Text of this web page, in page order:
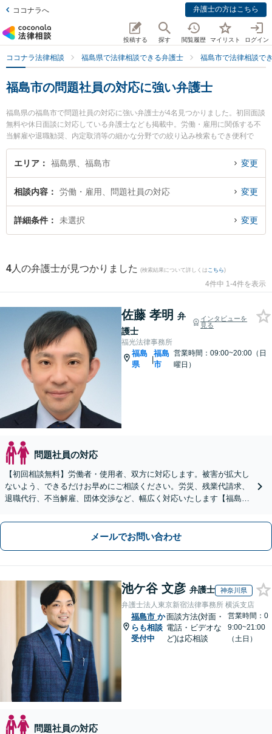
ココナラへ 弁護士の方はこちら
投稿する 探す 閲覧履歴 マイリスト ログイン
ココナラ法律相談 福島県で法律相談できる弁護士 福島市で法律相談で
福島市の問題社員の対応に強い弁護士
福島県の福島市で問題社員の対応に強い弁護士が4名見つかりました。初回面談
無料や休日面談に対応している弁護士なども掲載中。労働・雇用に関係する不
当解雇や退職勧奨、内定取消等の細かな分野での絞り込み検索もでき便利で
す。特に福光法律事務所の佐藤 孝明弁護士やえんだ法律事務所の遠田 智也弁護
士、弁護士法人リーガルプロフェッション 福島支店の吉野 秀信弁護士のプロフ
題社員の対応のトラブル解決の実績豊富な近くの弁護士を検索したい』『初回
相談無料で問題社員の対応を法律相談できる福島市内の弁護士に相談予約した
い』などでお困りの相談者さんにおすすめです。
エリア 福島県、福島市 変更
相談内容 労働・雇用、問題社員の対応 変更
詳細条件 未選択 変更
4 人の弁護士が見つかりました (検索結果について詳しくは こちら)
4件中 1-4件を表示
佐藤 孝明 弁
護士
インタビューを
見る
福光法律事務所
福島
県
|
福島
市
営業時間：09:00~20:00（日
曜日）
問題社員の対応
【初回相談無料】労働者・使用者、双方に対応します。被害が拡大し
ないよう、できるだけお早めにご相談ください。労災、残業代請求、
退職代行、不当解雇、団体交渉など、幅広く対応いたします【福島市
メールでお問い合わせ
池ケ谷 文彦 弁護士 神奈川県
弁護士法人東京新宿法律事務所 横浜支店
福島市 か
らも相談
受付中
面談方法(対面・
電話・ビデオな
ど)は応相談
営業時間：0
9:00~21:00
（土日）
問題社員の対応